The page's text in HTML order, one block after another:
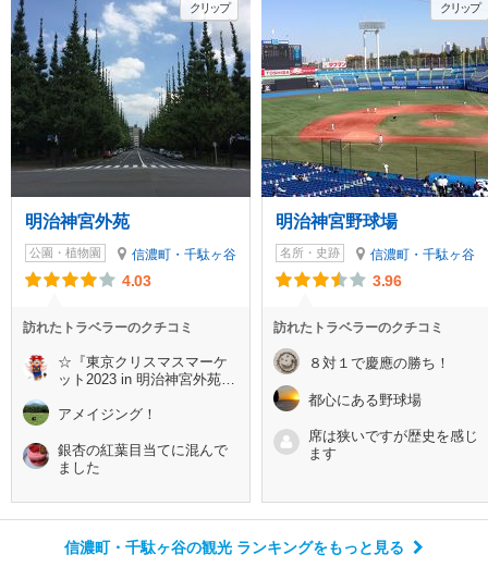
クリップ
明治神宮外苑
公園・植物園 信濃町・千駄ヶ谷
4.03
訪れたトラベラーのクチコミ
☆『東京クリスマスマーケ
ット2023 in 明治神宮外苑』
ドやヒュッテでドレスデン
▽￣)ノ
アメイジング！
銀杏の紅葉目当てに混んで
ました
クリップ
明治神宮野球場
名所・史跡 信濃町・千駄ヶ谷
3.96
訪れたトラベラーのクチコミ
８対１で慶應の勝ち！
都心にある野球場
席は狭いですが歴史を感じ
ます
信濃町・千駄ヶ谷の観光 ランキングをもっと見る